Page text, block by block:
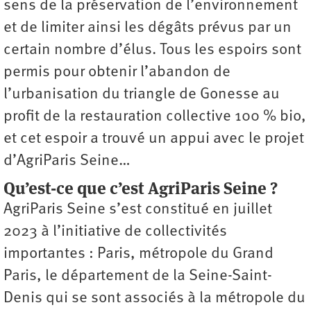
sens de la préservation de l’environnement
et de limiter ainsi les dégâts prévus par un
certain nombre d’élus. Tous les espoirs sont
permis pour obtenir l’abandon de
l’urbanisation du triangle de Gonesse au
profit de la restauration collective 100 % bio,
et cet espoir a trouvé un appui avec le projet
d’AgriParis Seine…
Qu’est-ce que c’est AgriParis Seine ?
AgriParis Seine s’est constitué en juillet
2023 à l’initiative de collectivités
importantes : Paris, métropole du Grand
Paris, le département de la Seine-Saint-
Denis qui se sont associés à la métropole du